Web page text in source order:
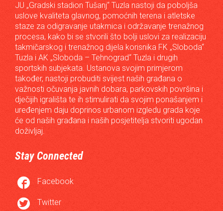
JU „Gradski stadion Tušanj“ Tuzla nastoji da poboljša
uslove kvaliteta glavnog, pomoćnih terena i atletske
staze za odigravanje utakmica i održavanje trenažnog
procesa, kako bi se stvorili što bolji uslovi za realizaciju
takmičarskog i trenažnog dijela korisnika FK „Sloboda“
Tuzla i AK „Sloboda – Tehnograd“ Tuzla i drugih
sportskih subjekata. Ustanova svojim primjerom
također, nastoji probuditi svijest naših građana o
važnosti očuvanja javnih dobara, parkovskih površina i
dječijih igrališta te ih stimulirati da svojim ponašanjem i
uređenjem daju doprinos urbanom izgledu grada koje
će od naših građana i naših posjetitelja stvoriti ugodan
doživljaj.
Stay Connected
 Facebook
 Twitter